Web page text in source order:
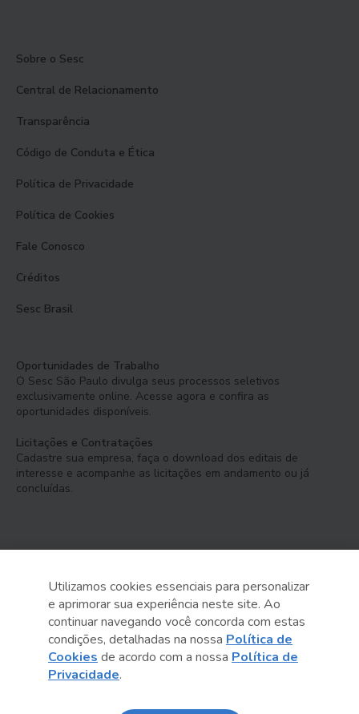
Sobre o Sesc
Central de Relacionamento
Transparência
Código de Conduta e Ética
Política de Privacidade
Política de Cookies
Fale Conosco
Créditos
Sesc Brasil
Oportunidades de Trabalho
O Sesc São Paulo divulga seus processos seletivos
exclusivamente online. Acesse agora e confira as
oportunidades disponíveis.
Licitações e Contratações
Cadastre sua empresa, faça o download dos editais de
interesse e acompanhe as licitações em andamento ou já
concluídas.
Serviço Social do Comércio
Administração Regional no Estado de São Paulo
Sesc São Paulo por aí:
Utilizamos cookies essenciais para personalizar
e aprimorar sua experiência neste site. Ao
continuar navegando você concorda com estas
condições, detalhadas na nossa Política de
Cookies de acordo com a nossa Política de
Privacidade.